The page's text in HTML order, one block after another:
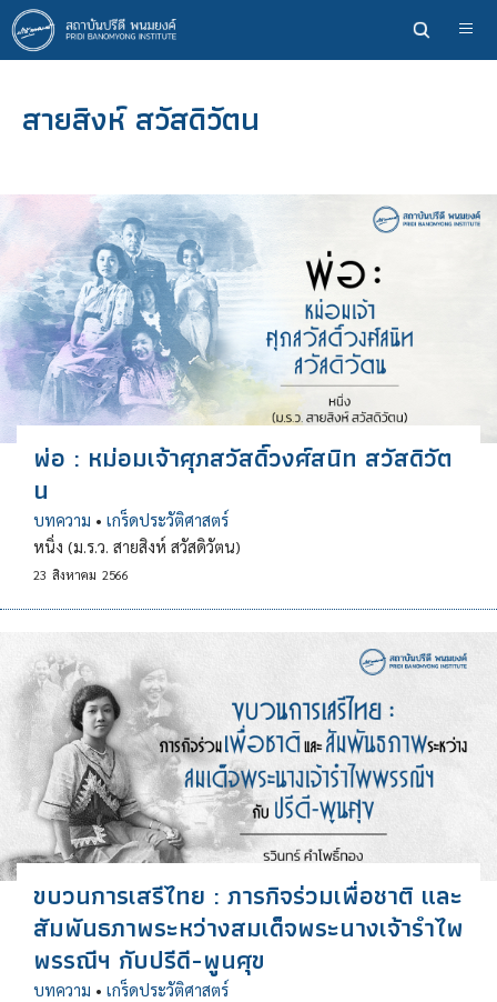
ข้าม
ไป
ยัง
หลักสายสิงห์ สวัสดิวัตน
พ่อ : หม่อมเจ้าศุภสวัสดิ์วงศ์สนิท สวัสดิวัต
น
บทความ • เกร็ดประวัติศาสตร์
หนิ่ง (ม.ร.ว. สายสิงห์ สวัสดิวัตน)
23 สิงหาคม 2566
ขบวนการเสรีไทย : ภารกิจร่วมเพื่อชาติ และ
สัมพันธภาพระหว่างสมเด็จพระนางเจ้ารำไพ
พรรณีฯ กับปรีดี-พูนศุข
บทความ • เกร็ดประวัติศาสตร์